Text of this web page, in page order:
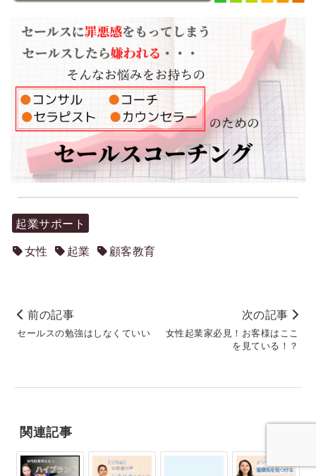
起業サポート
女性
起業 顧客教育
前の記事
セールスの勉強はしなくていい
次の記事
女性起業家必見！お客様はここ
を見ている！？
関連記事